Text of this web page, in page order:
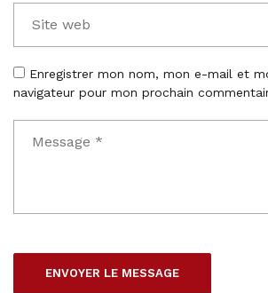
Enregistrer mon nom, mon e-mail et
navigateur pour mon prochain